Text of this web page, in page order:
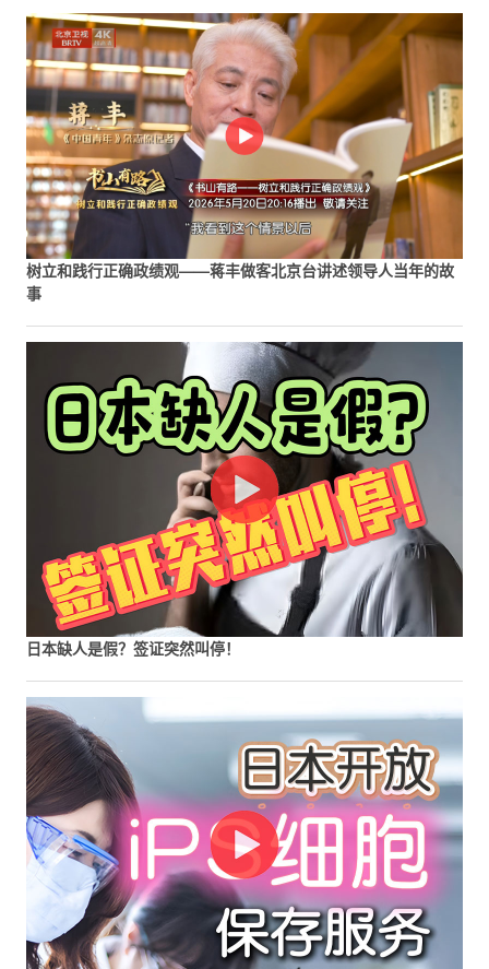
树立和践行正确政绩观——蒋丰做客北京台讲述领导人当年的故
事
日本缺人是假？签证突然叫停！